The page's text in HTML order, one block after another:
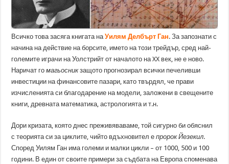
Всичко това засяга книгата наУилям Делбърт Ган. За запознати с
начина на действие на борсите, името на този трейдър, сред най-
големите играчи на Уолстрийт от началото на XX вeк, не е ново.
Наричат гомагьосникзащото прогнозирал всички печеливши
инвестиции на финансовите пазари, като твърдял, че прави
изчисленията си благодарение на модели, заложени в свещените
книги, древната математика, астрологията и т.н.
Дори кризата, която днес преживяваваме, той сигурно би обяснил
с теорията си за циклите, чийто вдъхновител епророк Йезекил.
Според Уилям Ган има големи и малки цикли – от 1000, 500 и 100
години. В един от своите примери за съдбата на Европа споменава